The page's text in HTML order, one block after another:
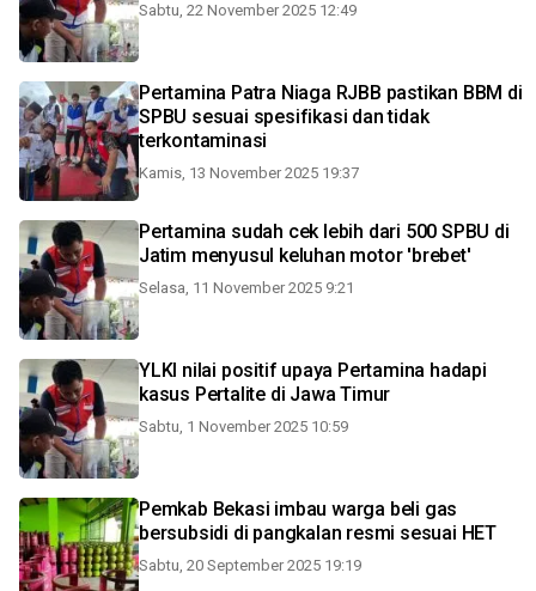
Sabtu, 22 November 2025 12:49
Pertamina Patra Niaga RJBB pastikan BBM di
SPBU sesuai spesifikasi dan tidak
terkontaminasi
Kamis, 13 November 2025 19:37
Pertamina sudah cek lebih dari 500 SPBU di
Jatim menyusul keluhan motor 'brebet'
Selasa, 11 November 2025 9:21
YLKI nilai positif upaya Pertamina hadapi
kasus Pertalite di Jawa Timur
Sabtu, 1 November 2025 10:59
Pemkab Bekasi imbau warga beli gas
bersubsidi di pangkalan resmi sesuai HET
Sabtu, 20 September 2025 19:19